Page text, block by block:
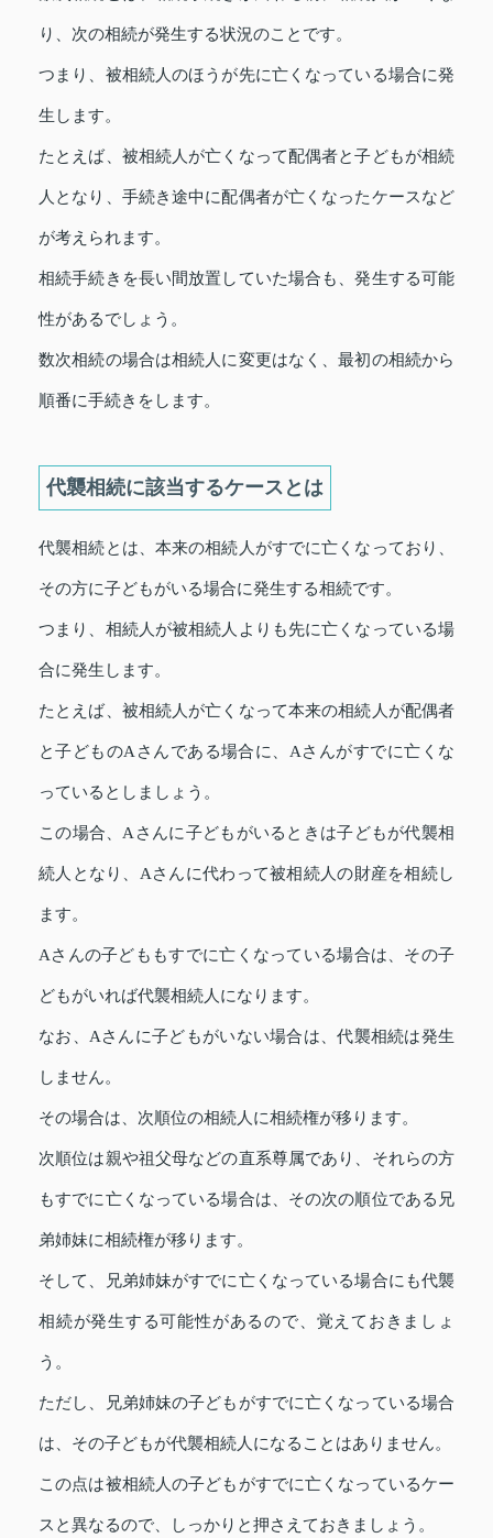
り、次の相続が発生する状況のことです。
つまり、被相続人のほうが先に亡くなっている場合に発
生します。
たとえば、被相続人が亡くなって配偶者と子どもが相続
人となり、手続き途中に配偶者が亡くなったケースなど
が考えられます。
相続手続きを長い間放置していた場合も、発生する可能
性があるでしょう。
数次相続の場合は相続人に変更はなく、最初の相続から
順番に手続きをします。
代襲相続に該当するケースとは
代襲相続とは、本来の相続人がすでに亡くなっており、
その方に子どもがいる場合に発生する相続です。
つまり、相続人が被相続人よりも先に亡くなっている場
合に発生します。
たとえば、被相続人が亡くなって本来の相続人が配偶者
と子どものAさんである場合に、Aさんがすでに亡くな
っているとしましょう。
この場合、Aさんに子どもがいるときは子どもが代襲相
続人となり、Aさんに代わって被相続人の財産を相続し
ます。
Aさんの子どももすでに亡くなっている場合は、その子
どもがいれば代襲相続人になります。
なお、Aさんに子どもがいない場合は、代襲相続は発生
しません。
その場合は、次順位の相続人に相続権が移ります。
次順位は親や祖父母などの直系尊属であり、それらの方
もすでに亡くなっている場合は、その次の順位である兄
弟姉妹に相続権が移ります。
そして、兄弟姉妹がすでに亡くなっている場合にも代襲
相続が発生する可能性があるので、覚えておきましょ
う。
ただし、兄弟姉妹の子どもがすでに亡くなっている場合
は、その子どもが代襲相続人になることはありません。
この点は被相続人の子どもがすでに亡くなっているケー
スと異なるので、しっかりと押さえておきましょう。